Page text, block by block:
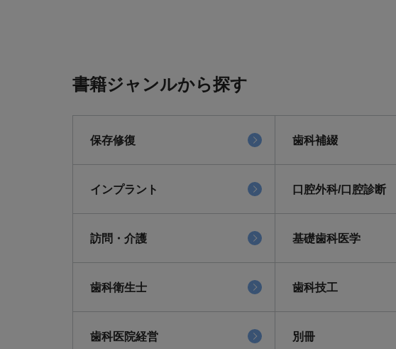
書籍ジャンルから探す
保存修復 歯科補綴
インプラント 口腔外科/口腔診断
訪問・介護 基礎歯科医学
歯科衛生士 歯科技工
歯科医院経営 別冊